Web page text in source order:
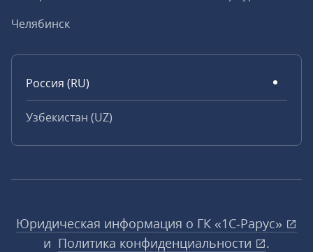
Челябинск
Россия (RU)
Узбекистан (UZ)
Юридическая информация о ГК «1С‑Рарус»
и Политика конфиденциальности
.